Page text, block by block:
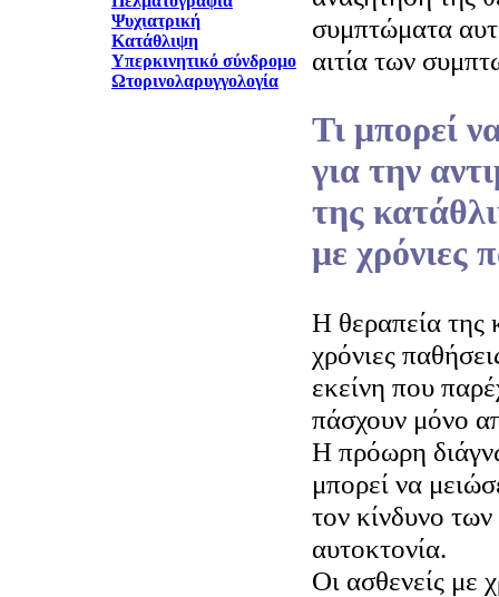
Ψυχιατρική
Κατάθλιψη
Υπερκινητικό σύνδρομο
Ωτορινολαρυγγολογία
συμπτώματα
αιτία των
Τι μπορεί
για την
της
με χρόνιες
Η θεραπεία της
χρόνιες
εκείνη που
πάσχουν μόνο
Η πρόωρη
μπορεί να
τον κίνδυνο
αυτοκτονία.
Οι ασθενείς με